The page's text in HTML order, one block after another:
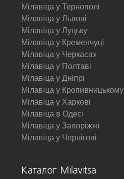
Мілавіца у Тернополі
Мілавіца у Львові
Мілавіца у Луцьку
Мілавіца у Кременчуці
Мілавіца у Черкасах
Мілавіца у Полтаві
Мілавіца у Дніпрі
Мілавіца у Кропивницькому
Мілавіца у Харкові
Мілавіца в Одесі
Мілавіца у Запоріжжі
Мілавіца у Чернігові
Каталог Milavitsa